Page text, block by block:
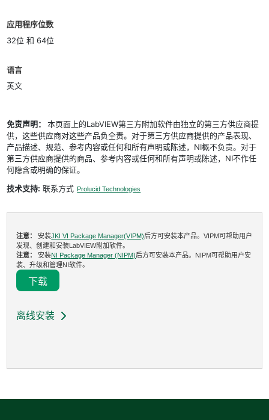
应用程序位数
32位 和 64位
语言
英文
免责声明：本页面上的LabVIEW第三方附加软件由独立的第三方供应商提
供，这些供应商对这些产品负全责。对于第三方供应商提供的产品表现、
产品描述、规范、参考内容或任何和所有声明或陈述，NI概不负责。对于
第三方供应商提供的商品、参考内容或任何和所有声明或陈述，NI不作任
何隐含或明确的保证。
技术支持: 联系方式 Prolucid Technologies
注意：安装JKI VI Package Manager(VIPM)后方可安装本产品。VIPM可帮助用户
发现、创建和安装LabVIEW附加软件。
注意：安装NI Package Manager (NIPM)后方可安装本产品。NIPM可帮助用户安
装、升级和管理NI软件。
下载
离线安装